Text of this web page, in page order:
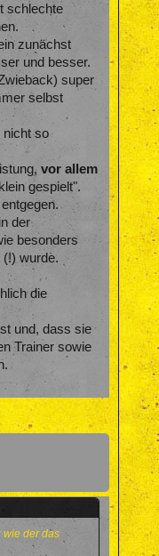
schlechte
zunächst
und besser.
super
selbst
nicht so
vor allem
gespielt".
der
besonders
wurde.
die
und, dass sie
Trainer sowie
wie der das